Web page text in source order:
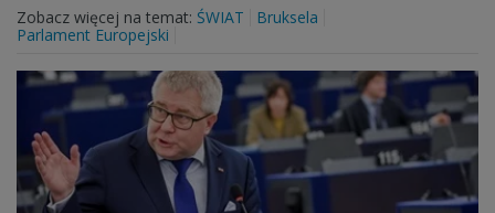
Zobacz więcej na temat: ŚWIAT
Bruksela
Parlament Europejski